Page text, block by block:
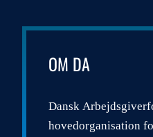
OM DA
Dansk
hovedorganisation